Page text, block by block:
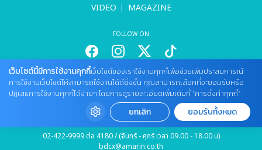
VIDEO
MAGAZINE
FOLLOW ON
สนใจลงโฆษณากับเว็บไซต์
Tel : 085 661 4629 / (จันทร์ - ศุกร์ เวลา 09.00 - 18.00 น)
cheewajitmedia@gmail.com
ติดต่อแจ้งปัญหาหรือร้องเรียน
02-422-9999 ต่อ 4180 / (จันทร์ - ศุกร์ เวลา 09.00 - 18.00 น)
bdcx@amarin.co.th
เว็บไซต์นี้มีการใช้งานคุกกี้เว็บไซต์ของเราใช้งานคุกกี้เพื่อช่วยเพิ่มประสบการณ์
การใช้งานเว็บไซต์ให้สามารถใช้งานได้ดียิ่งขึ้น คุณสามารถเลือกที่จะยอมรับหรือ
ปฏิเสธการใช้งานคุกกี้ได้ง่ายๆ โดยการดูรายละเอียดเพิ่มเติมที่ “การตั้งค่าคุกกี้”
ยกเลิก ยอมรับทั้งหมด